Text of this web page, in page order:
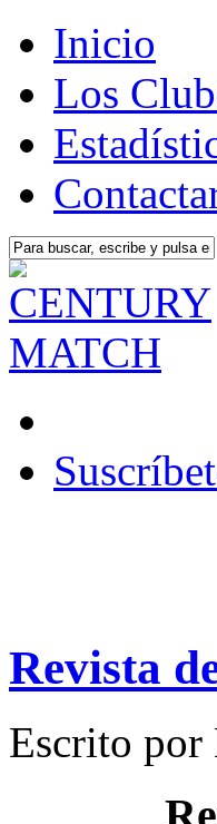
Inicio
Los
Revista
Escrito por